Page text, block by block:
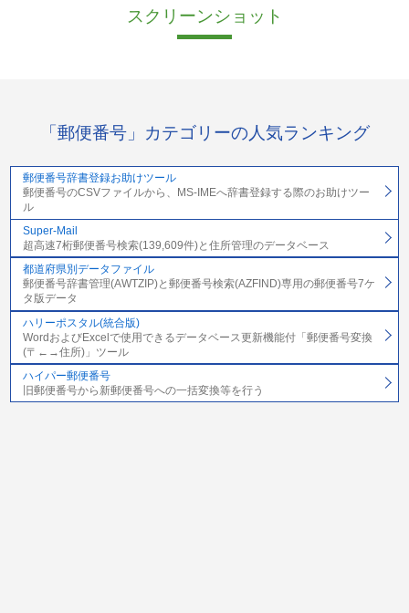
スクリーンショット
「郵便番号」カテゴリーの人気ランキング
郵便番号辞書登録お助けツール
郵便番号のCSVファイルから、MS-IMEへ辞書登録する際のお助けツー
ル
Super-Mail
超高速7桁郵便番号検索(139,609件)と住所管理のデータベース
都道府県別データファイル
郵便番号辞書管理(AWTZIP)と郵便番号検索(AZFIND)専用の郵便番号7ケ
タ版データ
ハリーポスタル(統合版)
WordおよびExcelで使用できるデータベース更新機能付「郵便番号変換
(〒←→住所)」ツール
ハイパー郵便番号
旧郵便番号から新郵便番号への一括変換等を行う